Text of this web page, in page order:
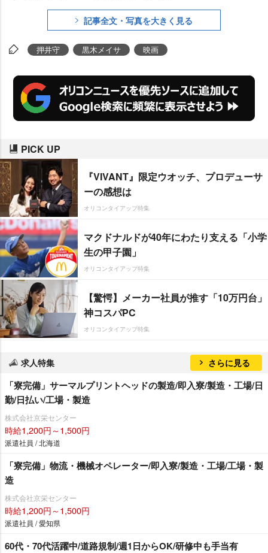
を楽にしてやれました」と充実の
表情。劇中では2～3日トレーニン
グを行った後、砂の上で仮想モン
にも挑戦しているが、これには
「正直、何をどう撮っているのか
わからず不安でした」と振り返っ
記事全文・写真を大きく見る
押井守 黒木メイサ 映画
PICK UP
『VIVANT』限定ウオッチ、プロデューサ
ーの感想は
オリコンタイアップ特集
マクドナルドが40年にわたり支える「小学
生の甲子園」
オリコンタイアップ特集
【驚愕】メーカー社員が推す「10万円台」
神コスパPC
オリコンタイアップ特集
求人特集 さらに見る
「寮完備」サーマルプリントヘッドの製造/即入寮/製造・工場/日
勤/日払い/工場・製造
株式会社京栄センター
時給1,200円～1,500円
派遣社員 / 北海道
「寮完備」物流・機械オペレーター/即入寮/製造・工場/工場・製
造
株式会社京栄センター
時給1,200円～1,500円
派遣社員 / 愛知県
60代・70代活躍中/道路規制/週1日からOK/研修中も手当有